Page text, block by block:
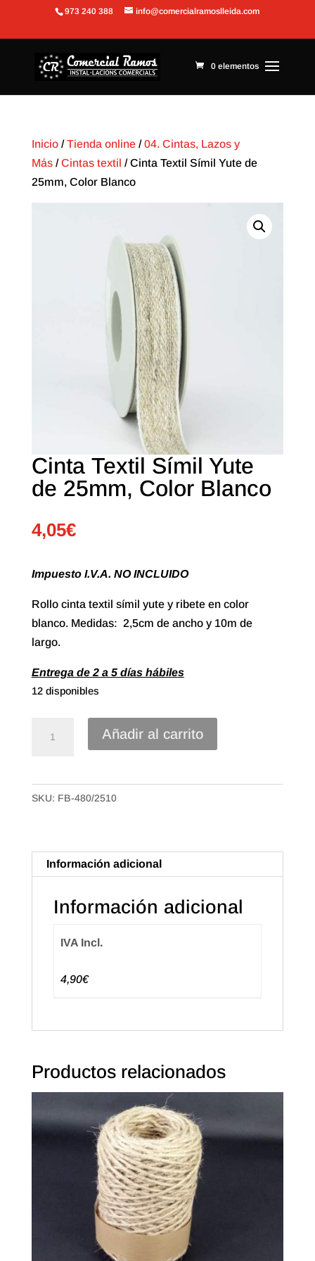
Abrir barra de herramientas
973 240 388 info@comercialramoslleida.com
0 elementos
Inicio/Tienda online/04. Cintas, Lazos y
Más/Cintas textil / Cinta Textil Símil Yute de
25mm, Color Blanco
Cinta Textil Símil Yute
de 25mm, Color Blanco
4,05€
Impuesto I.V.A. NO INCLUIDO
Rollo cinta textil símil yute y ribete en color
blanco. Medidas: 2,5cm de ancho y 10m de
largo.
Entrega de 2 a 5 días hábiles
12 disponibles
Yute
de
Blanco
cantidad
Añadir al carrito
SKU: FB-480/2510
Información adicional
Información adicional
IVA Incl.
4,90€
Productos relacionados